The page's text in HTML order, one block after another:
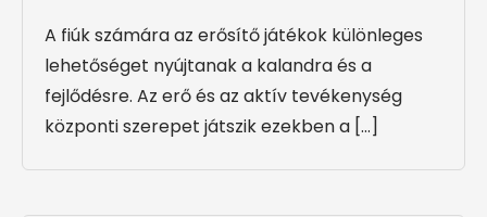
A fiúk számára az erősítő játékok különleges
lehetőséget nyújtanak a kalandra és a
fejlődésre. Az erő és az aktív tevékenység
központi szerepet játszik ezekben a […]